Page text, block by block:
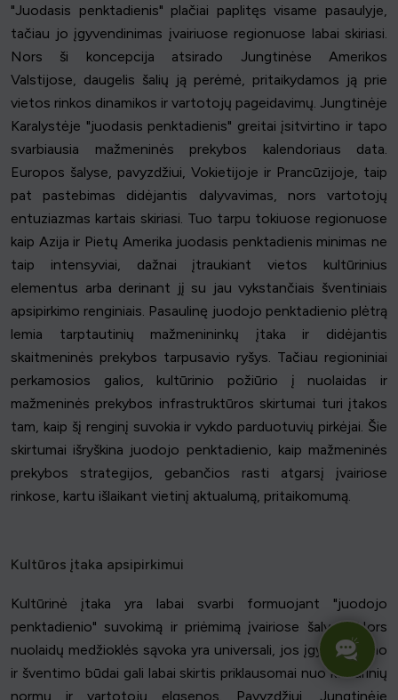
"Juodasis penktadienis" plačiai paplitęs visame pasaulyje,
tačiau jo įgyvendinimas įvairiuose regionuose labai skiriasi.
Nors ši koncepcija atsirado Jungtinėse Amerikos
Valstijose, daugelis šalių ją perėmė, pritaikydamos ją prie
vietos rinkos dinamikos ir vartotojų pageidavimų. Jungtinėje
Karalystėje "juodasis penktadienis" greitai įsitvirtino ir tapo
svarbiausia mažmeninės prekybos kalendoriaus data.
Europos šalyse, pavyzdžiui, Vokietijoje ir Prancūzijoje, taip
pat pastebimas didėjantis dalyvavimas, nors vartotojų
entuziazmas kartais skiriasi. Tuo tarpu tokiuose regionuose
kaip Azija ir Pietų Amerika juodasis penktadienis minimas ne
taip intensyviai, dažnai įtraukiant vietos kultūrinius
elementus arba derinant jį su jau vykstančiais šventiniais
apsipirkimo renginiais. Pasaulinę juodojo penktadienio plėtrą
lemia tarptautinių mažmenininkų įtaka ir didėjantis
skaitmeninės prekybos tarpusavio ryšys. Tačiau regioniniai
perkamosios galios, kultūrinio požiūrio į nuolaidas ir
mažmeninės prekybos infrastruktūros skirtumai turi įtakos
tam, kaip šį renginį suvokia ir vykdo parduotuvių pirkėjai. Šie
skirtumai išryškina juodojo penktadienio, kaip mažmeninės
prekybos strategijos, gebančios rasti atgarsį įvairiose
rinkose, kartu išlaikant vietinį aktualumą, pritaikomumą.
Kultūros įtaka apsipirkimui
Kultūrinė įtaka yra labai svarbi formuojant "juodojo
penktadienio" suvokimą ir priėmimą įvairiose šalyse. Nors
nuolaidų medžioklės sąvoka yra universali, jos įgyvendinimo
ir šventimo būdai gali labai skirtis priklausomai nuo kultūrinių
normų ir vartotojų elgsenos. Pavyzdžiui, Jungtinėje